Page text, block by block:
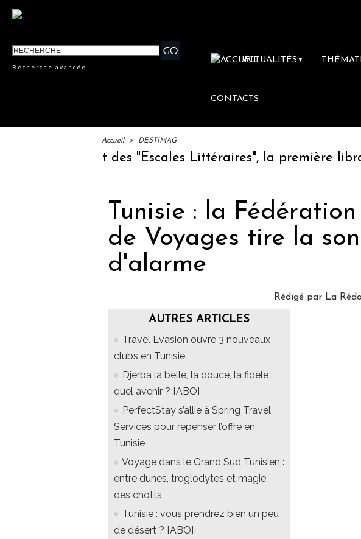
Recherche avancée
ACTUALITÉS ▼
CONTACTS
Accueil > DESTIMAG
: lancement des "Escales Littéraires", la première
Tunisie : la
de Voyages tire la
d'alarme
Rédigé par La
AUTRES ARTICLES
Travel Evasion ouvre 3 nouveaux
clubs en Tunisie
Djerba la belle, la douce, la fidèle :
quel avenir ? [ABO]
PerfectStay s’allie à Spring Travel
Services pour repenser l’offre en
Tunisie
Voyage dans le Grand Sud Tunisien :
entre dunes, troglodytes et magie
des chotts
Tunisie : vous prendrez bien un peu
de désert ? [ABO]